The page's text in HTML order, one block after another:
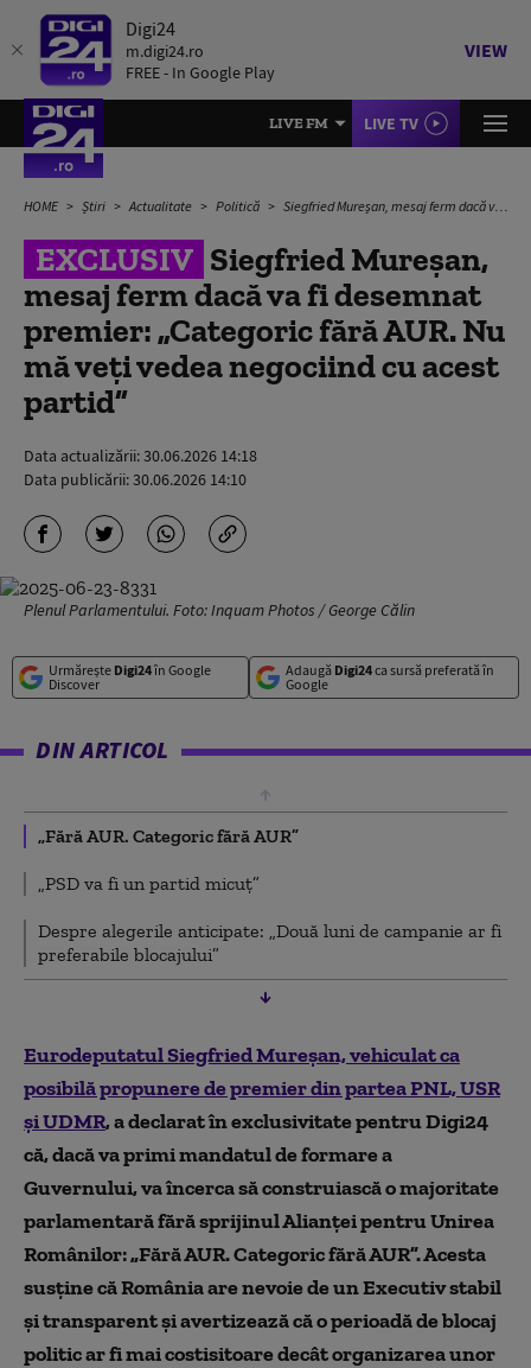
Digi24
m.digi24.ro
FREE - In Google Play
VIEW
LIVE FM LIVE TV
HOME Știri Actualitate Politică Siegfried Mureșan, mesaj ferm dacă va fi desemnat premier: „Categoric fără AUR. Nu mă veți vedea negociind cu acest partid”
EXCLUSIV Siegfried Mureșan,
mesaj ferm dacă va fi desemnat
premier: „Categoric fără AUR. Nu
mă veți vedea negociind cu acest
partid”
Data actualizării:30.06.2026 14:18
Data publicării:30.06.2026 14:10
Plenul Parlamentului. Foto: Inquam Photos / George Călin
Urmărește Digi24în Google
Discover
Adaugă Digi24ca sursă preferată în
Google
DIN ARTICOL
„Fără AUR. Categoric fără AUR”
„PSD va fi un partid micuț”
Despre alegerile anticipate: „Două luni de campanie ar fi
preferabile blocajului”
Eurodeputatul Siegfried Mureșan, vehiculat ca
posibilă propunere de premier din partea PNL, USR
și UDMR, a declarat în exclusivitate pentru Digi24
că, dacă va primi mandatul de formare a
Guvernului, va încerca să construiască o majoritate
parlamentară fără sprijinul Alianței pentru Unirea
Românilor: „Fără AUR. Categoric fără AUR”. Acesta
susține că România are nevoie de un Executiv stabil
și transparent și avertizează că o perioadă de blocaj
politic ar fi mai costisitoare decât organizarea unor